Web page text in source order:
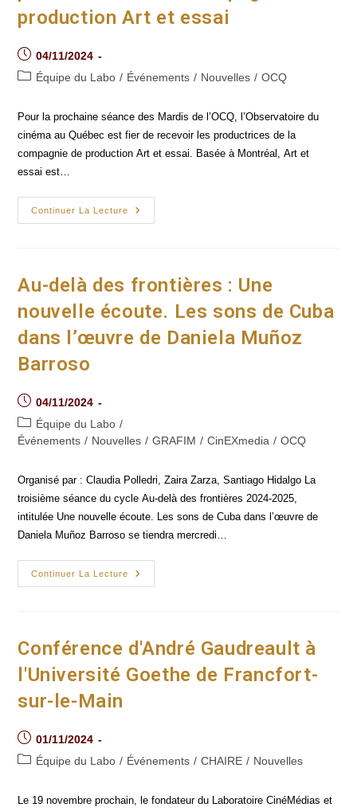
production Art et essai
Post
published:
04/11/2024
PostÉquipe du Labo / Événements / Nouvelles / OCQ
Pour la prochaine séance des Mardis de l’OCQ, l’Observatoire du
cinéma au Québec est fier de recevoir les productrices de la
compagnie de production Art et essai. Basée à Montréal, Art et
essai est…
Continuer La Lecture
Classe
De
De
La
De
Production
Art
Et Essai
Au-delà des frontières : Une
nouvelle écoute. Les sons de Cuba
dans l’œuvre de Daniela Muñoz
Barroso
Post
published:
04/11/2024
Post
category:
Équipe du Labo /
Événements / Nouvelles / GRAFIM / CinEXmedia / OCQ
Organisé par : Claudia Polledri, Zaira Zarza, Santiago Hidalgo La
troisième séance du cycle Au-delà des frontières 2024-2025,
intitulée Une nouvelle écoute. Les sons de Cuba dans l’œuvre de
Daniela Muñoz Barroso se tiendra mercredi…
Continuer La Lecture
Au-
Delà
Écoute.
Les
De
Cuba
Barroso
Conférence d'André Gaudreault à
l'Université Goethe de Francfort-
sur-le-Main
Post
published:
01/11/2024
PostÉquipe du Labo / Événements / CHAIRE / Nouvelles
Le 19 novembre prochain, le fondateur du Laboratoire CinéMédias et